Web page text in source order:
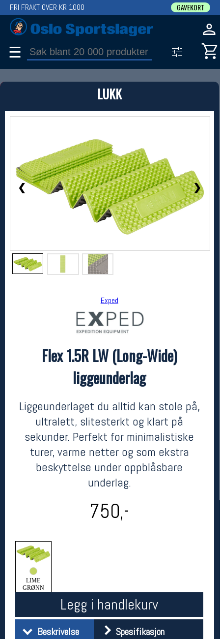
LUKK
❮ ❯
Exped
Flex 1.5R LW (Long-Wide)
liggeunderlag
Liggeunderlaget du alltid kan stole på,
ultralett, slitesterkt og klart på
sekunder. Perfekt for minimalistiske
turer, varme netter og som ekstra
beskyttelse under oppblåsbare
underlag.
750,-
LIME
GRØNN
Legg i handlekurv
Beskrivelse Spesifikasjon
FRI FRAKT OVER KR 1000 GAVEKORT
☰
PRODUKT
Produkter (1)
Bruk filter til å spisse søket
Exped
Flex 1.5R LW (Long-Wide) liggeunderlag
kr 750
Her finner du oss
Oslo Sportslager
Torggata 20
0183 Oslo
Telefon: 23 32 62 00
(telefontid man-fredag klokken 10-13)
Vis i kart
Om oss